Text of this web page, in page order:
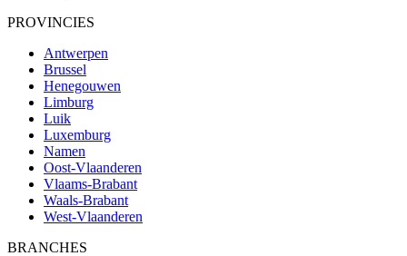
PROVINCIES
Antwerpen
Brussel
Henegouwen
Limburg
Luik
Luxemburg
Namen
Oost-Vlaanderen
Vlaams-Brabant
Waals-Brabant
West-Vlaanderen
BRANCHES